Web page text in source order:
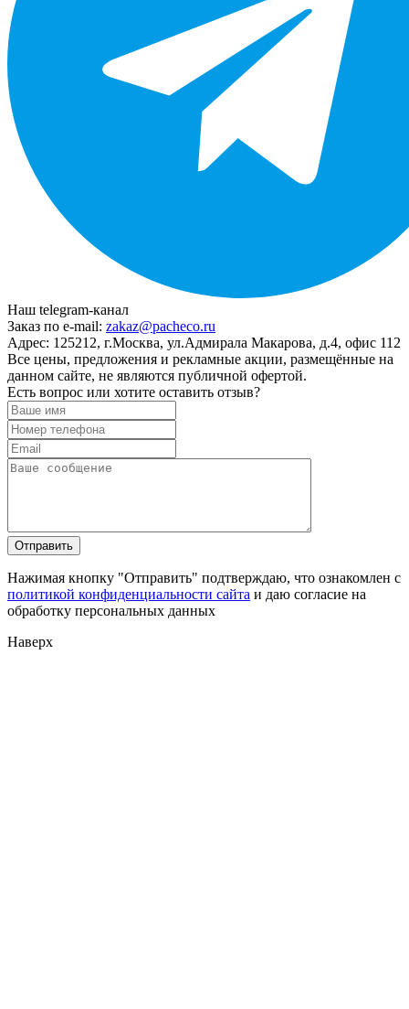
Наш telegram-канал
Заказ по e-mail: zakaz@pacheco.ru
Адрес: 125212, г.Москва, ул.Адмирала Макарова, д.4, офис 112
Все цены, предложения и рекламные акции, размещённые на
данном сайте, не являются публичной офертой.
Есть вопрос или хотите оставить отзыв?
Нажимая кнопку "Отправить" подтверждаю, что ознакомлен с
политикой конфиденциальности сайта и даю согласие на
обработку персональных данных
Наверх